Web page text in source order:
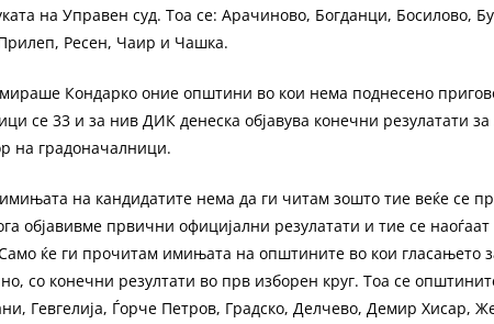
на Управен суд. Тоа се: Арачиново, Богданци, Босилово,
Ресен, Чаир и Чашка.
Кондарко оние општини во кои нема поднесено
се 33 и за нив ДИК денеска објавува конечни резулатати
на градоначалници.
на кандидатите нема да ги читам зошто тие веќе се
објавивме првични официјални резулатати и тие се
ќе ги прочитам имињата на општините во кои гласањето
со конечни резултати во прв изборен круг. Тоа се
Гевгелија, Ѓорче Петров, Градско, Делчево, Демир Хисар,